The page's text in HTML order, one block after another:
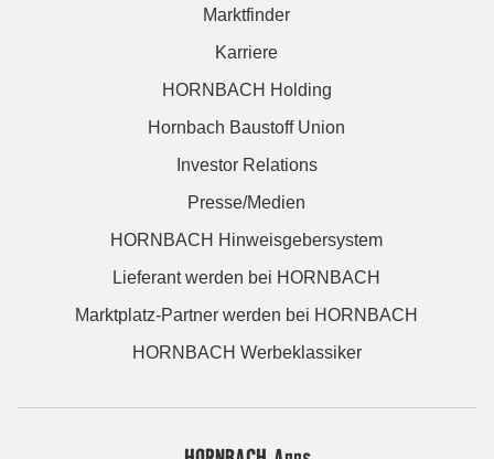
Marktfinder
Karriere
HORNBACH Holding
Hornbach Baustoff Union
Investor Relations
Presse/Medien
HORNBACH Hinweisgebersystem
Lieferant werden bei HORNBACH
Marktplatz-Partner werden bei HORNBACH
HORNBACH Werbeklassiker